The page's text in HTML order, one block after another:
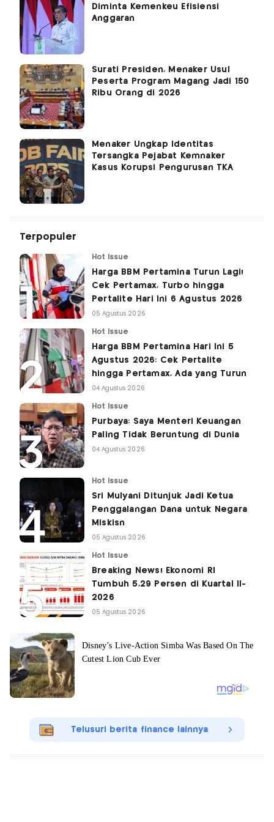
Diminta Kemenkeu Efisiensi
Anggaran
Surati Presiden, Menaker Usul
Peserta Program Magang Jadi 150
Ribu Orang di 2026
Menaker Ungkap Identitas
Tersangka Pejabat Kemnaker
Kasus Korupsi Pengurusan TKA
Terpopuler
Hot Issue
Harga BBM Pertamina Turun Lagi!
Cek Pertamax, Turbo hingga
Pertalite Hari Ini 6 Agustus 2026
05 Agustus 2026
Hot Issue
Harga BBM Pertamina Hari Ini 5
Agustus 2026: Cek Pertalite
hingga Pertamax, Ada yang Turun
04 Agustus 2026
Hot Issue
Purbaya: Saya Menteri Keuangan
Paling Tidak Beruntung di Dunia
04 Agustus 2026
Hot Issue
Sri Mulyani Ditunjuk Jadi Ketua
Penggalangan Dana untuk Negara
Miskisn
05 Agustus 2026
Hot Issue
Breaking News! Ekonomi RI
Tumbuh 5,29 Persen di Kuartal II-
2026
05 Agustus 2026
Telusuri berita finance lainnya